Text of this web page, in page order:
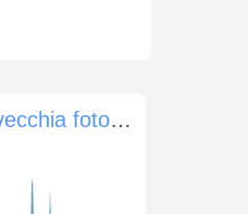
Carica e ripresa con una vecchia fotocamera Kodak Instamatic